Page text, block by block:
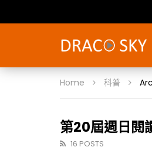
Home 科普
第20屆週日閱
16 POSTS